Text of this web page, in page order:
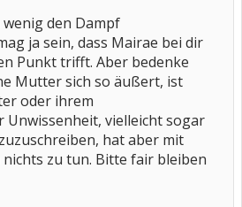
den Dampf
ja sein, dass Mairae bei dir
Punkt trifft. Aber bedenke
Mutter sich so äußert, ist
oder ihrem
vielleicht sogar
hat aber mit
zu tun. Bitte fair bleiben